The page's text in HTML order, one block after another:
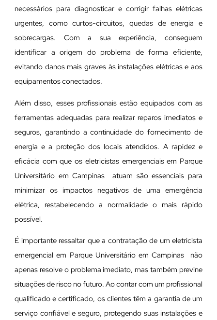
necessários para diagnosticar e corrigir falhas elétricas
urgentes, como curtos-circuitos, quedas de energia e
sobrecargas. Com a sua experiência, conseguem
identificar a origem do problema de forma eficiente,
evitando danos mais graves às instalações elétricas e aos
equipamentos conectados.
Além disso, esses profissionais estão equipados com as
ferramentas adequadas para realizar reparos imediatos e
seguros, garantindo a continuidade do fornecimento de
energia e a proteção dos locais atendidos. A rapidez e
eficácia com que os eletricistas emergenciais em Parque
Universitário em Campinas atuam são essenciais para
minimizar os impactos negativos de uma emergência
elétrica, restabelecendo a normalidade o mais rápido
possível.
É importante ressaltar que a contratação de um eletricista
emergencial em Parque Universitário em Campinas não
apenas resolve o problema imediato, mas também previne
situações de risco no futuro. Ao contar com um profissional
qualificado e certificado, os clientes têm a garantia de um
serviço confiável e seguro, protegendo suas instalações e